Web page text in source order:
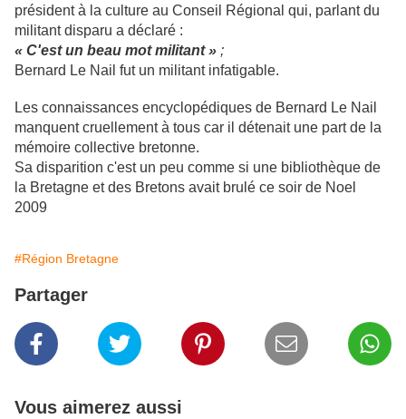
président à la culture au Conseil Régional qui, parlant du
militant disparu a déclaré :
« C'est un beau mot militant » ;
Bernard Le Nail fut un militant infatigable.
Les connaissances encyclopédiques de Bernard Le Nail
manquent cruellement à tous car il détenait une part de la
mémoire collective bretonne.
Sa disparition c'est un peu comme si une bibliothèque de
la Bretagne et des Bretons avait brulé ce soir de Noel
2009
#Région Bretagne
Partager
Vous aimerez aussi